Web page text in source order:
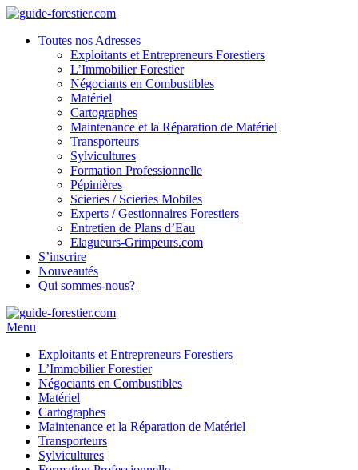
Toutes nos Adresses
Exploitants et Entrepreneurs Forestiers
L’Immobilier Forestier
Négociants en Combustibles
Matériel
Cartographes
Maintenance et la Réparation de Matériel
Transporteurs
Sylvicultures
Formation Professionnelle
Pépinières
Scieries / Scieries Mobiles
Experts / Gestionnaires Forestiers
Entretien de Plans d’Eau
Elagueurs-Grimpeurs.com
S’inscrire
Nouveautés
Qui sommes-nous?
Menu
Exploitants et Entrepreneurs Forestiers
L’Immobilier Forestier
Négociants en Combustibles
Matériel
Cartographes
Maintenance et la Réparation de Matériel
Transporteurs
Sylvicultures